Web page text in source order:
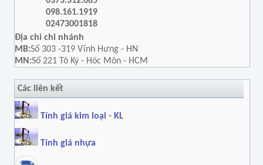
098.161.1919
02473001818
Địa chỉ chi nhánh
MB:Số 303 -319 Vĩnh Hưng - HN
MN:Số 221 Tô Ký - Hóc Môn - HCM
Các liên kết
Tính giá kim loại - KL
Tính giá nhựa